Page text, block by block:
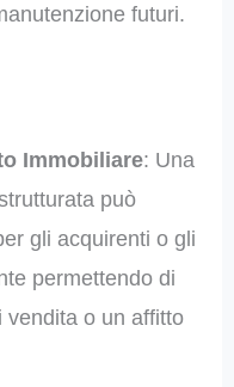
futuri.
Immobiliare: Una
può
gli acquirenti o gli
permettendo di
vendita o un affitto